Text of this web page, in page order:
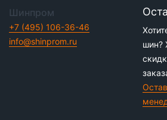
Шинпром
+7 (495) 106-36-46
info@shinprom.ru
шин?